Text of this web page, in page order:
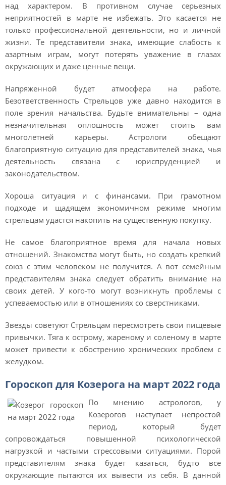
над характером. В противном случае серьезных
неприятностей в марте не избежать. Это касается не
только профессиональной деятельности, но и личной
жизни. Те представители знака, имеющие слабость к
азартным играм, могут потерять уважение в глазах
окружающих и даже ценные вещи.
Напряженной будет атмосфера на работе.
Безответственность Стрельцов уже давно находится в
поле зрения начальства. Будьте внимательны – одна
незначительная оплошность может стоить вам
многолетней карьеры. Астрологи обещают
благоприятную ситуацию для представителей знака, чья
деятельность связана с юриспруденцией и
законодательством.
Хороша ситуация и с финансами. При грамотном
подходе и щадящем экономичном режиме многим
стрельцам удастся накопить на существенную покупку.
Не самое благоприятное время для начала новых
отношений. Знакомства могут быть, но создать крепкий
союз с этим человеком не получится. А вот семейным
представителям знака следует обратить внимание на
своих детей. У кого-то могут возникнуть проблемы с
успеваемостью или в отношениях со сверстниками.
Звезды советуют Стрельцам пересмотреть свои пищевые
привычки. Тяга к острому, жареному и соленому в марте
может привести к обострению хронических проблем с
желудком.
Гороскоп для Козерога на март 2022 года
По мнению астрологов, у
Козерогов наступает непростой
период, который будет
сопровождаться повышенной психологической
нагрузкой и частыми стрессовыми ситуациями. Порой
представителям знака будет казаться, будто все
окружающие пытаются их вывести из себя. В данной